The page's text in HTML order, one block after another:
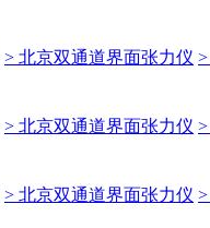
> 北京双通道界面张力仪
> 北京双通道界面张力仪
> 北京双通道界面张力仪